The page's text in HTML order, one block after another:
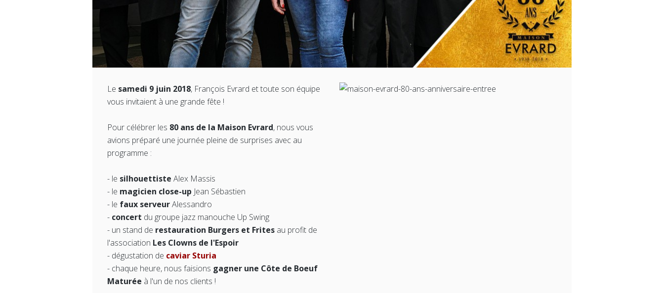
Le samedi 9 juin 2018, François Evrard et toute son équipe
vous invitaient à une grande fête !
Pour célébrer les 80 ans de la Maison Evrard, nous vous
avions préparé une journée pleine de surprises avec au
programme :
- le silhouettiste Alex Massis
- le magicien close-up Jean Sébastien
- le faux serveurAlessandro
- concert du groupe jazz manouche Up Swing
- un stand de restauration Burgers et Frites au profit de
l'association Les Clowns de l'Espoir
- dégustation de caviar Sturia
- chaque heure, nous faisions gagner une Côte de Boeuf
Maturée à l'un de nos clients !